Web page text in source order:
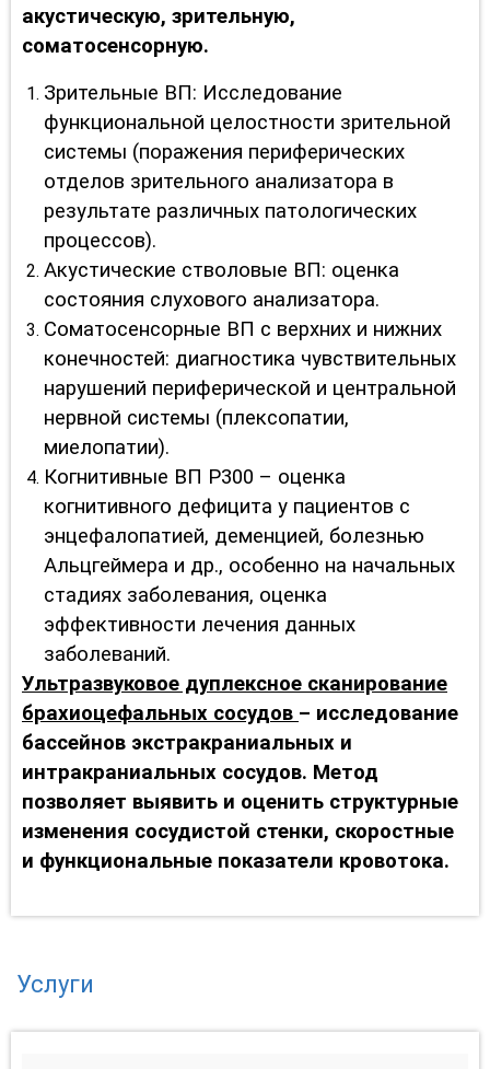
акустическую, зрительную,
соматосенсорную.
Зрительные ВП: Исследование
функциональной целостности зрительной
системы (поражения периферических
отделов зрительного анализатора в
результате различных патологических
процессов).
Акустические стволовые ВП: оценка
состояния слухового анализатора.
Соматосенсорные ВП с верхних и нижних
конечностей: диагностика чувствительных
нарушений периферической и центральной
нервной системы (плексопатии,
миелопатии).
Когнитивные ВП Р300 – оценка
когнитивного дефицита у пациентов с
энцефалопатией, деменцией, болезнью
Альцгеймера и др., особенно на начальных
стадиях заболевания, оценка
эффективности лечения данных
заболеваний.
Ультразвуковое дуплексное сканирование
брахиоцефальных сосудов – исследование
бассейнов экстракраниальных и
интракраниальных сосудов. Метод
позволяет выявить и оценить структурные
изменения сосудистой стенки, скоростные
и функциональные показатели кровотока.
Услуги